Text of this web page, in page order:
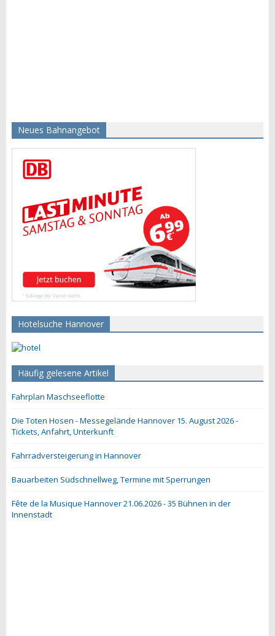
Neues Bahnangebot
Hotelsuche Hannover
Häufig gelesene Artikel
Fahrplan Maschseeflotte
Die Toten Hosen - Messegelände Hannover 15. August 2026 -
Tickets, Anfahrt, Unterkunft
Fahrradversteigerung in Hannover
Bauarbeiten Südschnellweg, Termine mit Sperrungen
Fête de la Musique Hannover 21.06.2026 - 35 Bühnen in der
Innenstadt